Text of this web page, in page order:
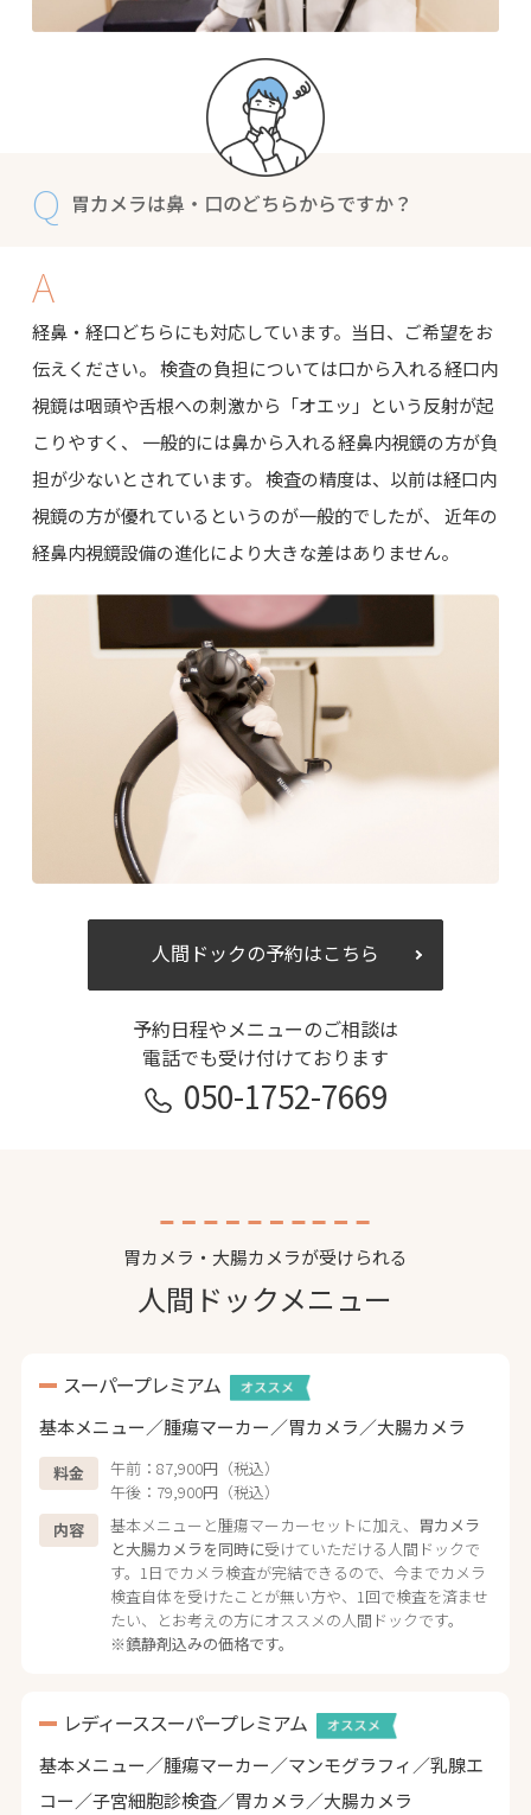
Q 胃カメラは鼻・口のどちらからですか？
A
経鼻・経口どちらにも対応しています。当日、ご希望をお
伝えください。 検査の負担については口から入れる経口内
視鏡は咽頭や舌根への刺激から「オエッ」という反射が起
こりやすく、 一般的には鼻から入れる経鼻内視鏡の方が負
担が少ないとされています。 検査の精度は、以前は経口内
視鏡の方が優れているというのが一般的でしたが、 近年の
経鼻内視鏡設備の進化により大きな差はありません。
人間ドックの予約はこちら
予約日程やメニューのご相談は
電話でも受け付けております
050-1752-7669
胃カメラ・大腸カメラが受けられる
人間ドックメニュー
スーパープレミアム
基本メニュー／腫瘍マーカー／胃カメラ／大腸カメラ
料金
午前：87,900円（税込）
午後：79,900円（税込）
内容
基本メニューと腫瘍マーカーセットに加え、 胃カメラ
と大腸カメラを同時に受けていただける人間ドックで
す。1日でカメラ検査が完結できるので、今までカメラ
検査自体を受けたことが無い方や、1回で検査を済ませ
たい、とお考えの方にオススメの人間ドックです。
※鎮静剤込みの価格です。
レディーススーパープレミアム
基本メニュー／腫瘍マーカー／マンモグラフィ／乳腺エ
コー／子宮細胞診検査／胃カメラ／大腸カメラ